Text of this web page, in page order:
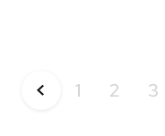
1 2 3